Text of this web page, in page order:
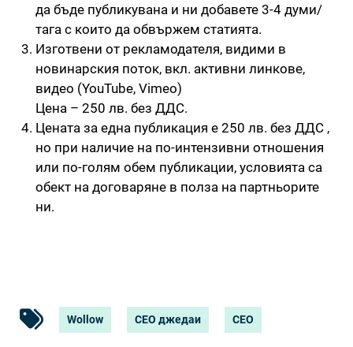
да бъде публикувана и ни добавете 3-4 думи/
тага с които да обвържем статията.
Изготвени от рекламодателя, видими в
новинарския поток, вкл. активни линкове,
видео (YouTube, Vimeo)
Цена – 250 лв. без ДДС.
Цената за една публикация е 250 лв. без ДДС ,
но при наличие на по-интензивни отношения
или по-голям обем публикации, условията са
обект на договаряне в полза на партньорите
ни.
Wollow СЕО джедаи СЕО